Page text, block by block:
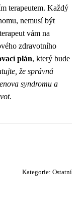
terapeutem. Každý
nemusí být
vám na
zdravotního
plán, který bude
že správná
syndromu a
Kategorie: Ostatní